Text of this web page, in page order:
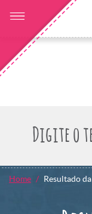
Home Resultado